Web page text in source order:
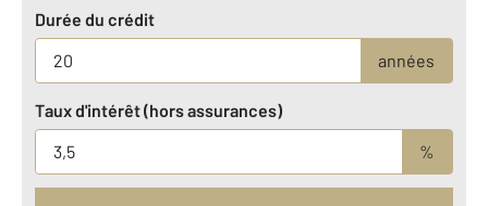
Durée du crédit
années
Taux d'intérêt (hors assurances)
%